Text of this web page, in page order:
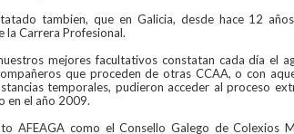
tambien, que en Galicia, desde hace 12
la Carrera Profesional.
mejores facultativos constatan cada día el
que proceden de otras CCAA, o con
temporales, pudieron acceder al proceso
en el año 2009.
AFEAGA como el Consello Galego de Colexios